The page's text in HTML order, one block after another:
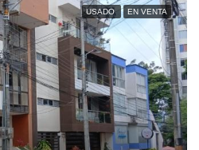
USADO EN VENTA